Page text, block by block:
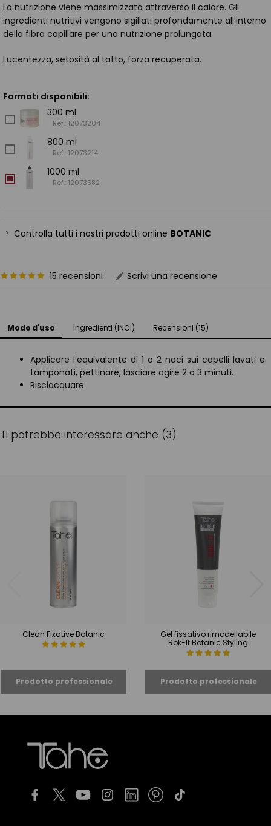
La nutrizione viene massimizzata attraverso il calore. Gli
ingredienti nutritivi vengono sigillati profondamente all’interno
della fibra capillare per una nutrizione prolungata.
Lucentezza, setosità al tatto, forza recuperata.
Formati disponibili:
300 ml
Ref.: 12073204
800 ml
Ref.: 12073214
1000 ml
Ref.: 12073582
Controlla tutti i nostri prodotti online BOTANIC
15 recensioni Scrivi una recensione
Modo d'uso Ingredienti (INCI) Recensioni (15)
Applicare l’equivalente di 1 o 2 noci sui capelli lavati e
tamponati, pettinare, lasciare agire 2 o 3 minuti.
Risciacquare.
Ti potrebbe interessare anche (3)
Clean Fixative Botanic
Gel fissativo rimodellabile
Rok-It Botanic Styling